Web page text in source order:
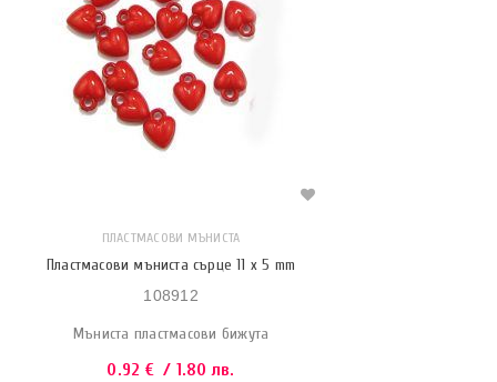
ПЛАСТМАСОВИ МЪНИСТА
Пластмасови мъниста сърце 11 x 5 mm
108912
Мъниста пластмасови бижута
0.92 € / 1.80 лв.